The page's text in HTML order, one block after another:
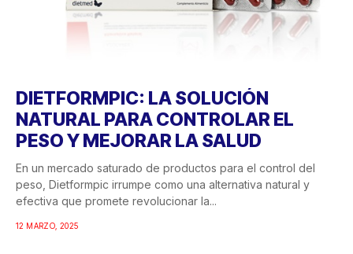
DIETFORMPIC: LA SOLUCIÓN
NATURAL PARA CONTROLAR EL
PESO Y MEJORAR LA SALUD
En un mercado saturado de productos para el control del
peso, Dietformpic irrumpe como una alternativa natural y
efectiva que promete revolucionar la...
12 MARZO, 2025